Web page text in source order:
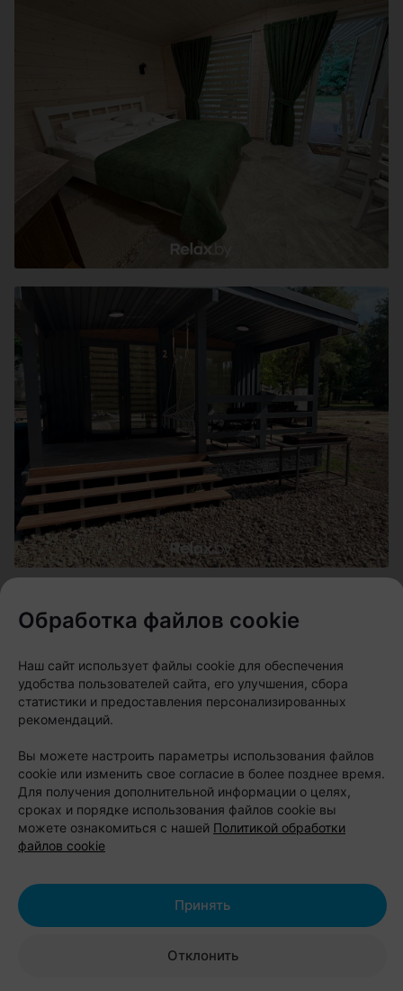
активными развлечениями, стоит обратить
расположена на берегу Бульковского залива, в
окружении леса, всего в 15 минутах езды от
Бреста.
Для проживания предлагают семейные коттеджи,
дуплексы и уютные бунгало с террасами,
оборудованными кухнями и зонами барбекю.
Большинство домиков подходят для отдыха с
взять с собой.
количество развлечений. На территории работают
Обработка файлов cookie
Наш сайт использует файлы cookie для обеспечения
удобства пользователей сайта, его улучшения, сбора
статистики и предоставления персонализированных
рекомендаций.
Вы можете настроить параметры использования файлов
cookie или изменить свое согласие в более позднее время.
Для получения дополнительной информации о целях,
сроках и порядке использования файлов cookie вы
можете ознакомиться с нашей Политикой обработки
файлов cookie
Отклонить
Принять